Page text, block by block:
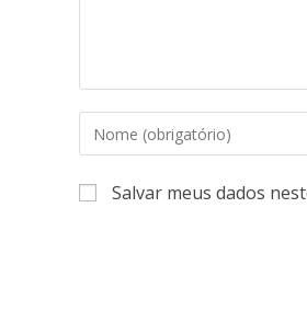
Salvar meus dados